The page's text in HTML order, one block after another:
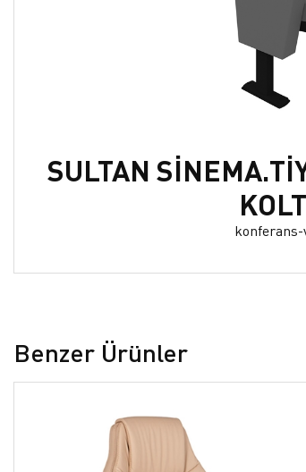
SULTAN
Benzer Ürünler